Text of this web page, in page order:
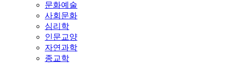
문화예술
사회문화
심리학
인문교양
자연과학
종교학